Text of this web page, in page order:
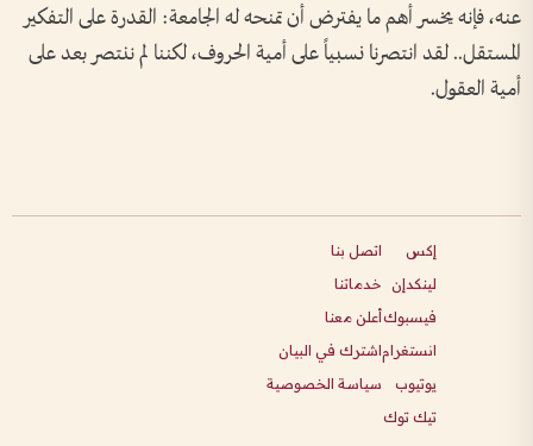
عنه، فإنه يخسر أهم ما يفترض أن تمنحه له الجامعة: القدرة على التفكير
المستقل.. لقد انتصرنا نسبياً على أمية الحروف، لكننا لم ننتصر بعد على
أمية العقول.
إكس
لينكدإن
فيسبوك
انستغرام
يوتيوب
تيك توك
اتصل بنا
خدماتنا
أعلن معنا
اشترك في البيان
سياسة الخصوصية